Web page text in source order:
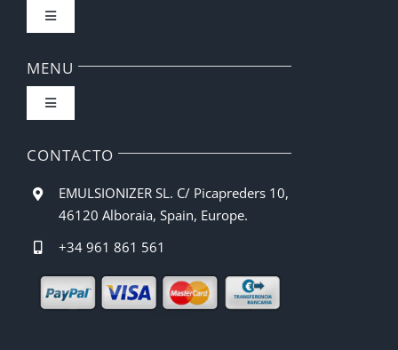
Toggle
FAQ
Política de privacidad
Métodos de pago
Gastos de envío
MENU
Toggle
Inicio
Barista CBE
CONTACTO
EMULSIONIZER SL. C/ Picapreders 10,
46120 Alboraia, Spain, Europe.
+34 961 861 561